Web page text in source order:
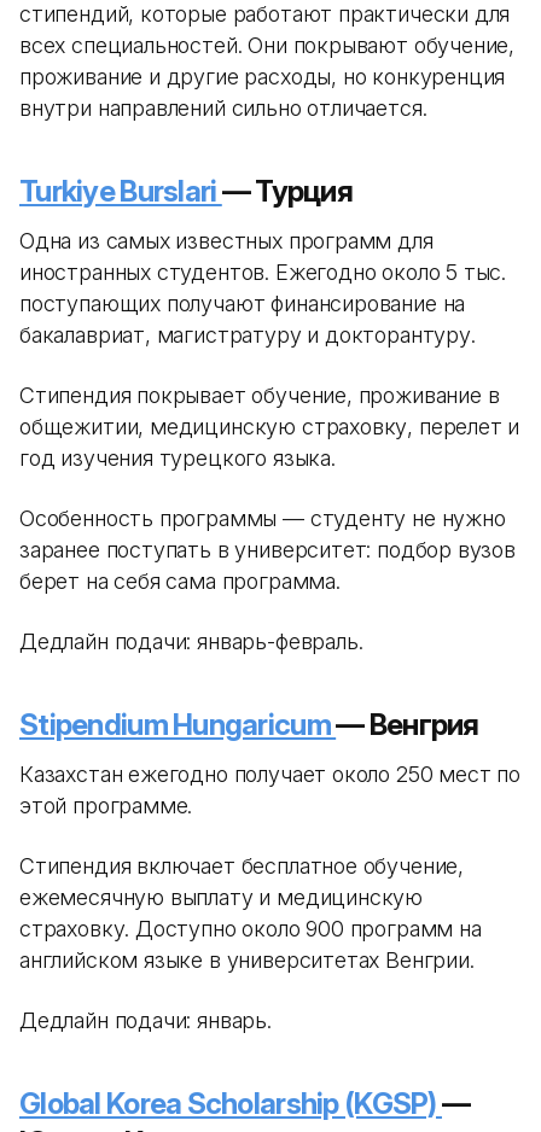
стипендий, которые работают практически для
всех специальностей. Они покрывают обучение,
проживание и другие расходы, но конкуренция
внутри направлений сильно отличается.
Turkiye Burslari— Турция
Одна из самых известных программ для
иностранных студентов. Ежегодно около 5 тыс.
поступающих получают финансирование на
бакалавриат, магистратуру и докторантуру.
Стипендия покрывает обучение, проживание в
общежитии, медицинскую страховку, перелет и
год изучения турецкого языка.
Особенность программы — студенту не нужно
заранее поступать в университет: подбор вузов
берет на себя сама программа.
Дедлайн подачи: январь-февраль.
Stipendium Hungaricum— Венгрия
Казахстан ежегодно получает около 250 мест по
этой программе.
Стипендия включает бесплатное обучение,
ежемесячную выплату и медицинскую
страховку. Доступно около 900 программ на
английском языке в университетах Венгрии.
Дедлайн подачи: январь.
Global Korea Scholarship (KGSP)—